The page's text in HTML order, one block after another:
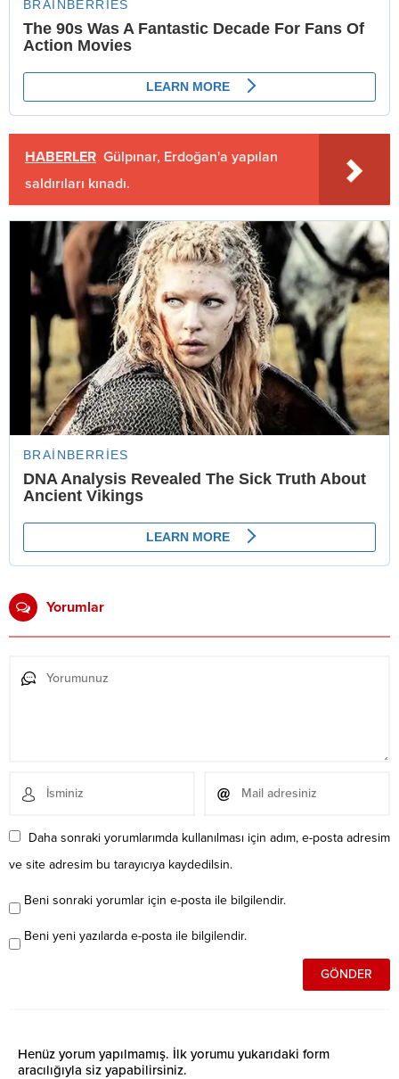
HABERLER Gülpınar, Erdoğan'a yapılan
saldırıları kınadı.
Yorumlar
Daha sonraki yorumlarımda kullanılması için adım, e-posta adresim
ve site adresim bu tarayıcıya kaydedilsin.
Beni sonraki yorumlar için e-posta ile bilgilendir.
Beni yeni yazılarda e-posta ile bilgilendir.
Henüz yorum yapılmamış. İlk yorumu yukarıdaki form
aracılığıyla siz yapabilirsiniz.